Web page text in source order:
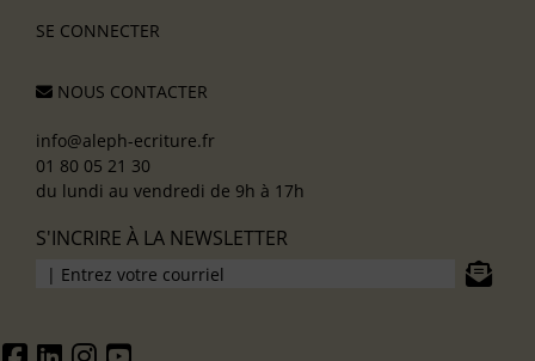
SE CONNECTER
NOUS CONTACTER
info@aleph-ecriture.fr
01 80 05 21 30
du lundi au vendredi de 9h à 17h
S'INCRIRE À LA NEWSLETTER